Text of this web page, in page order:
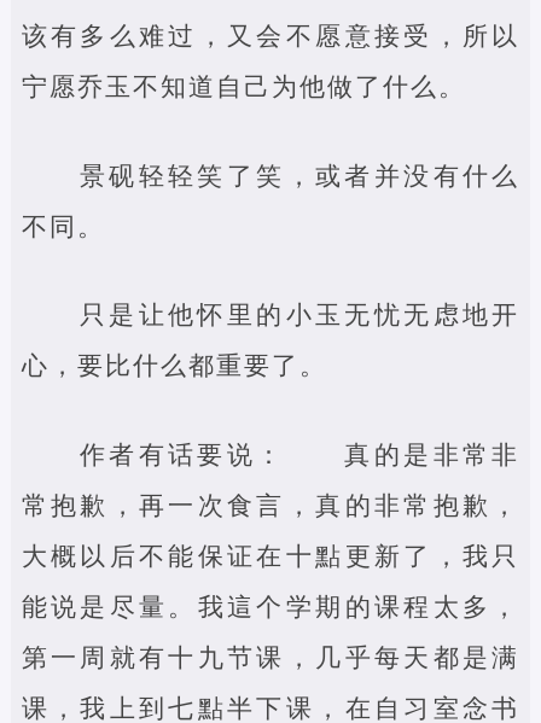
该有多么难过，又会不愿意接受，所以
宁愿乔玉不知道自己为他做了什么。
景砚轻轻笑了笑，或者并没有什么
不同。
只是让他怀里的小玉无忧无虑地开
心，要比什么都重要了。
作者有话要说： 真的是非常非
常抱歉，再一次食言，真的非常抱歉，
大概以后不能保证在十點更新了，我只
能说是尽量。我這个学期的课程太多，
第一周就有十九节课，几乎每天都是满
课，我上到七點半下课，在自习室念书